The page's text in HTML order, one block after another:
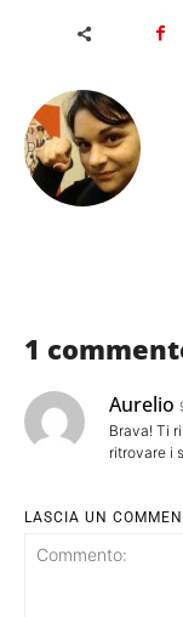
1
Aurelio
Brava! Ti
ritrovare i
LASCIA UN